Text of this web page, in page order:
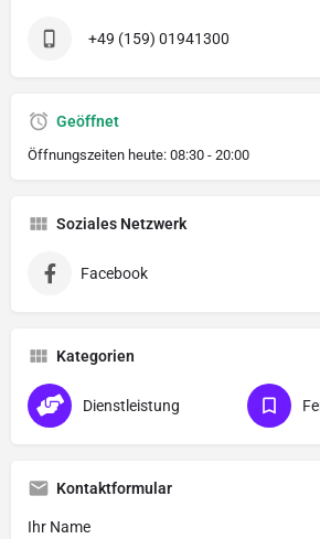
+49 (159) 01941300
Geöffnet
Öffnungszeiten heute: 08:30 - 20:00
Soziales Netzwerk
Facebook
Kategorien
Dienstleistung
Kontaktformular
Ihr Name